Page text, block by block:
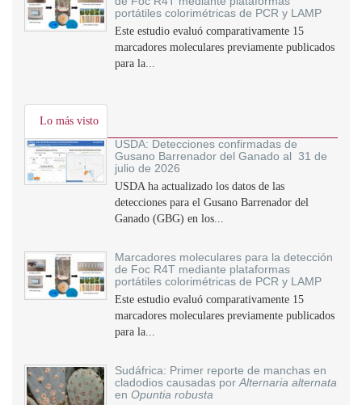
portátiles colorimétricas de PCR y LAMP
Este estudio evaluó comparativamente 15
marcadores moleculares previamente publicados
para la...
Lo más visto
USDA: Detecciones confirmadas de
Gusano Barrenador del Ganado al 31 de
julio de 2026
USDA ha actualizado los datos de las
detecciones para el Gusano Barrenador del
Ganado (GBG) en los...
Marcadores moleculares para la detección
de Foc R4T mediante plataformas
portátiles colorimétricas de PCR y LAMP
Este estudio evaluó comparativamente 15
marcadores moleculares previamente publicados
para la...
Sudáfrica: Primer reporte de manchas en
cladodios causadas por Alternaria alternata
en Opuntia robusta